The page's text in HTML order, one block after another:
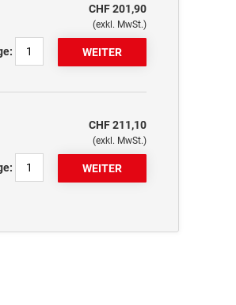
CHF 201,90
(exkl. MwSt.)
CHF 211,10
(exkl. MwSt.)